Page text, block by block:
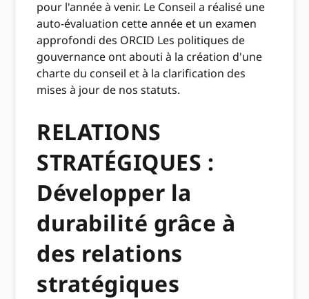
pour l'année à venir. Le Conseil a réalisé une
auto-évaluation cette année et un examen
approfondi des ORCID Les politiques de
gouvernance ont abouti à la création d'une
charte du conseil et à la clarification des
mises à jour de nos statuts.
RELATIONS
STRATÉGIQUES :
Développer la
durabilité grâce à
des relations
stratégiques